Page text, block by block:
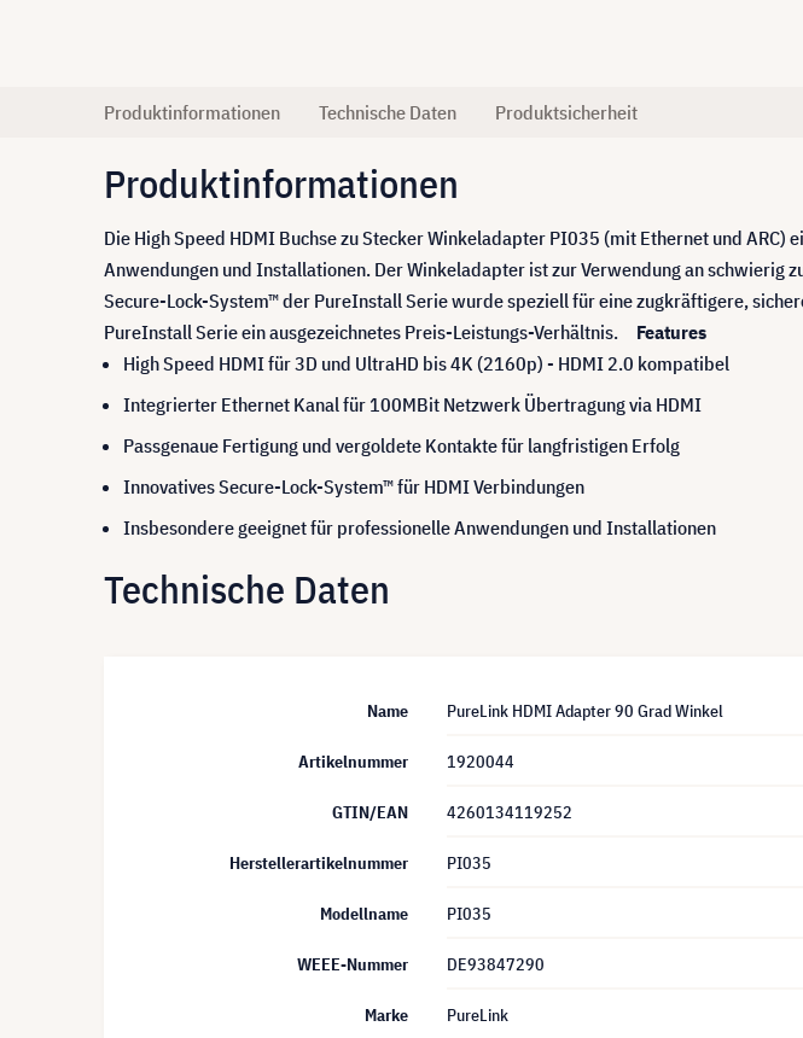
Produktinformationen Technische Daten Produktsicherheit
Produktinformationen
Die High Speed HDMI Buchse zu Stecker Winkeladapter PI035 (mit Ethernet und
Anwendungen und Installationen. Der Winkeladapter ist zur Verwendung an schwierig
Secure-Lock-System™ der PureInstall Serie wurde speziell für eine zugkräftigere,
PureInstall Serie ein ausgezeichnetes Preis-Leistungs-Verhältnis. Features
High Speed HDMI für 3D und UltraHD bis 4K (2160p) - HDMI 2.0 kompatibel
Integrierter Ethernet Kanal für 100MBit Netzwerk Übertragung via HDMI
Passgenaue Fertigung und vergoldete Kontakte für langfristigen Erfolg
Innovatives Secure-Lock-System™ für HDMI Verbindungen
Insbesondere geeignet für professionelle Anwendungen und Installationen
Technische Daten
Name PureLink HDMI Adapter 90 Grad Winkel
Artikelnummer 1920044
GTIN/EAN 4260134119252
Herstellerartikelnummer PI035
Modellname PI035
WEEE-Nummer DE93847290
Marke PureLink